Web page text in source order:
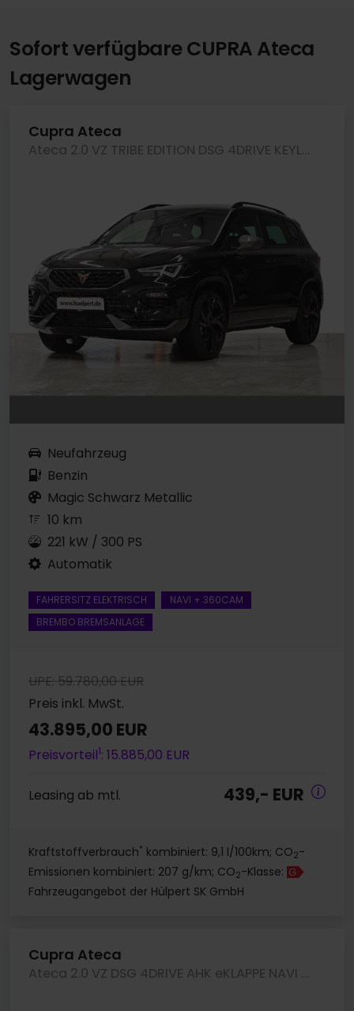
Sofort verfügbare CUPRA Ateca
Lagerwagen
Cupra Ateca
Ateca 2.0 VZ TRIBE EDITION DSG 4DRIVE KEYLESS
Neufahrzeug
Benzin
Magic Schwarz Metallic
10 km
221 kW / 300 PS
Automatik
FAHRERSITZ ELEKTRISCH
NAVI + 360CAM
BREMBO BREMSANLAGE
UPE: 59.780,00 EUR
Preis inkl. MwSt.
43.895,00 EUR
Preisvorteil1: 15.885,00 EUR
Leasing ab mtl. 439,- EUR
Kraftstoffverbrauch* kombiniert: 9,1 l/100km; CO2-
Emissionen kombiniert: 207 g/km; CO2-Klasse: G
Fahrzeugangebot der Hülpert SK GmbH
Cupra Ateca
Ateca 2.0 VZ DSG 4DRIVE AHK eKLAPPE NAVI KEYLESS